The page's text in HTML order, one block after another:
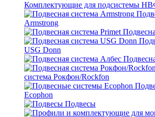
Комплектующие для подсистемы
Armstrong
USG Donn
система Рокфон/Rockfon
Ecophon
Подвесы